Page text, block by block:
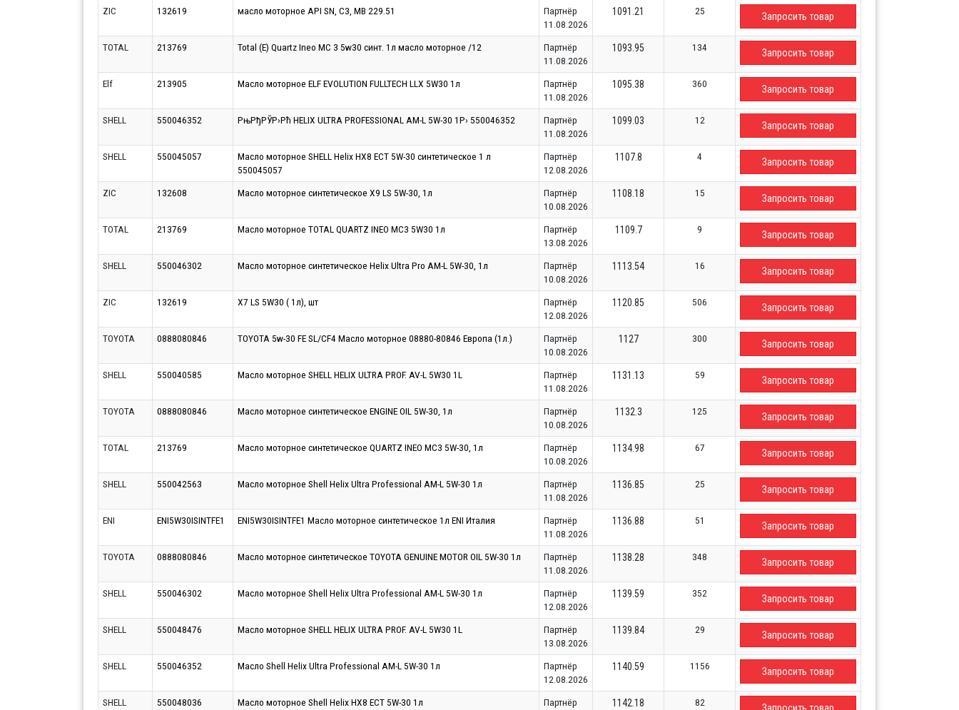
ZIC 132619 масло моторное API SN, C3, MB 229.51
Партнёр
11.08.2026
1091.21 25 Запросить товар
TOTAL 213769 Total (E) Quartz Ineo MC 3 5w30 синт. 1л масло моторное /12
Партнёр
11.08.2026
1093.95 134 Запросить товар
Elf 213905 Масло моторное ELF EVOLUTION FULLTECH LLX 5W30 1л
Партнёр
11.08.2026
1095.38 360 Запросить товар
SHELL 550046352 РњРђРЎР›Рћ HELIX ULTRA PROFESSIONAL AM-L 5W-30 1Р› 550046352
Партнёр
11.08.2026
1099.03 12 Запросить товар
SHELL 550045057
Масло моторное SHELL Helix HX8 ECT 5W-30 синтетическое 1 л
550045057
Партнёр
12.08.2026
1107.8 4 Запросить товар
ZIC 132608 Масло моторное синтетическое X9 LS 5W-30, 1л
Партнёр
10.08.2026
1108.18 15 Запросить товар
TOTAL 213769 Масло моторное TOTAL QUARTZ INEO MC3 5W30 1л
Партнёр
13.08.2026
1109.7 9 Запросить товар
SHELL 550046302 Масло моторное синтетическое Helix Ultra Pro AM-L 5W-30, 1л
Партнёр
10.08.2026
1113.54 16 Запросить товар
ZIC 132619 X7 LS 5W30 ( 1л), шт
Партнёр
12.08.2026
1120.85 506 Запросить товар
TOYOTA 0888080846 TOYOTA 5w-30 FE SL/CF4 Масло моторное 08880-80846 Европа (1л.)
Партнёр
10.08.2026
1127 300 Запросить товар
SHELL 550040585 Масло моторное SHELL HELIX ULTRA PROF. AV-L 5W30 1L
Партнёр
11.08.2026
1131.13 59 Запросить товар
TOYOTA 0888080846 Масло моторное синтетическое ENGINE OIL 5W-30, 1л
Партнёр
10.08.2026
1132.3 125 Запросить товар
TOTAL 213769 Масло моторное синтетическое QUARTZ INEO MC3 5W-30, 1л
Партнёр
10.08.2026
1134.98 67 Запросить товар
SHELL 550042563 Масло моторное Shell Helix Ultra Professional AM-L 5W-30 1л
Партнёр
11.08.2026
1136.85 25 Запросить товар
ENI ENI5W30ISINTFE1 ENI5W30ISINTFE1 Масло моторное синтетическое 1л ENI Италия
Партнёр
11.08.2026
1136.88 51 Запросить товар
TOYOTA 0888080846 Масло моторное синтетическое TOYOTA GENUINE MOTOR OIL 5W-30 1л
Партнёр
11.08.2026
1138.28 348 Запросить товар
SHELL 550046302 Масло моторное Shell Helix Ultra Professional AM-L 5W-30 1л
Партнёр
12.08.2026
1139.59 352 Запросить товар
SHELL 550048476 Масло моторное SHELL HELIX ULTRA PROF. AV-L 5W30 1L
Партнёр
13.08.2026
1139.84 29 Запросить товар
SHELL 550046352 Масло Shell Helix Ultra Professional AM-L 5W-30 1л
Партнёр
12.08.2026
1140.59 1156 Запросить товар
SHELL 550048036 Масло моторное Shell Helix HX8 ECT 5W-30 1л Партнёр 1142.18 82